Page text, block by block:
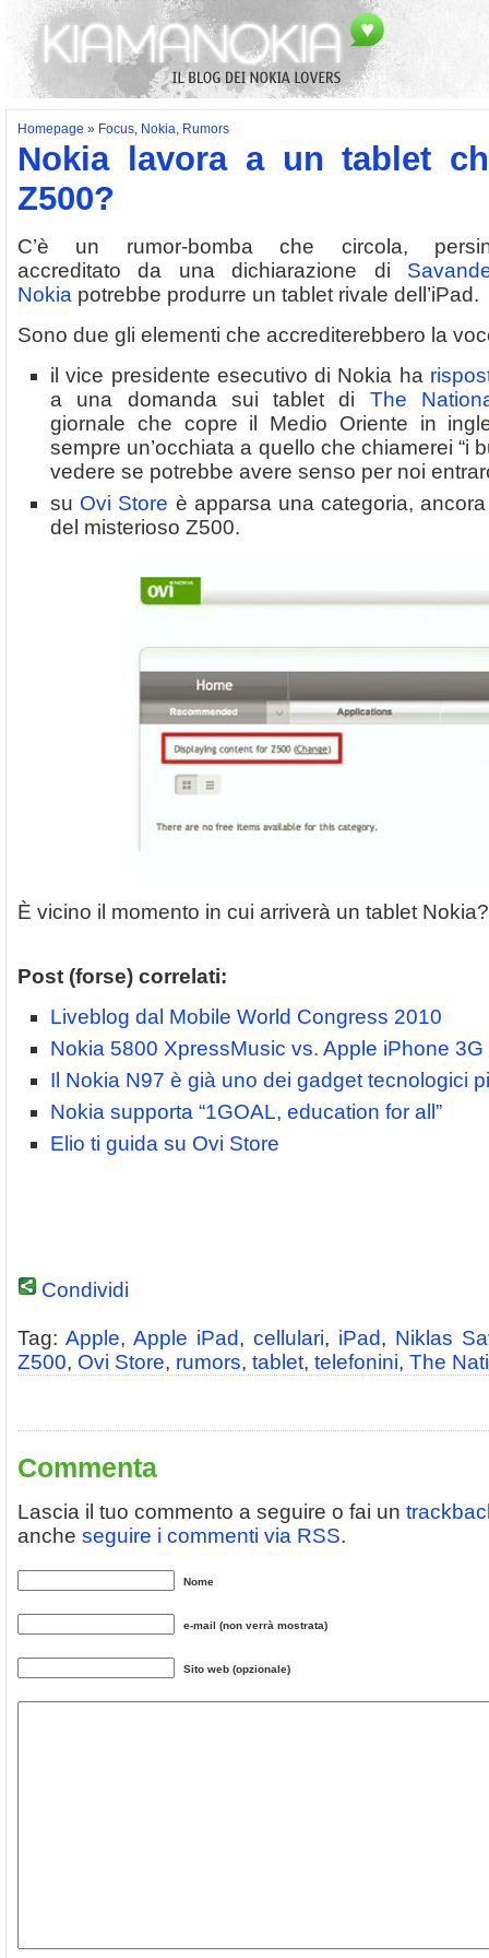
Homepage » Focus, Nokia, Rumors
Nokia lavora a un tablet
Z500?
C’è un rumor-bomba che circola,
accreditato da una dichiarazione di
Nokia potrebbe produrre un tablet rivale dell’iPad.
Sono due gli elementi che accrediterebbero la
il vice presidente esecutivo di Nokia ha
a una domanda sui tablet di The
giornale che copre il Medio Oriente in
sempre un’occhiata a quello che chiamerei “i
vedere se potrebbe avere senso per noi
su Ovi Store è apparsa una categoria,
del misterioso Z500.
È vicino il momento in cui arriverà un tablet Nokia?
Post (forse) correlati:
Liveblog dal Mobile World Congress 2010
Nokia 5800 XpressMusic vs. Apple iPhone 3G
Il Nokia N97 è già uno dei gadget tecnologici
Nokia supporta “1GOAL, education for all”
Elio ti guida su Ovi Store
Condividi
Tag: Apple, Apple iPad, cellulari, iPad, Niklas
Z500, Ovi Store, rumors, tablet, telefonini, The
Commenta
Lascia il tuo commento a seguire o fai un
anche seguire i commenti via RSS.
Nome
e-mail (non verrà mostrata)
Sito web (opzionale)